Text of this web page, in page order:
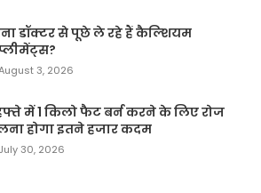
डॉक्टर से पूछे ले रहे हैं कैल्शियम
3, 2026
में 1 किलो फैट बर्न करने के लिए रोज
होगा इतने हजार कदम
July 30, 2026